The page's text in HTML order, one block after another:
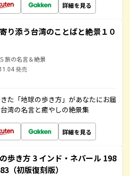
詳細を見る
り添う台湾のことばと絶景１０
旅の名言＆絶景
発売
た「地球の歩き方」があなたにお届
湾の名言と癒やしの絶景集
詳細を見る
歩き方 3 インド・ネパール 198
（初版復刻版）